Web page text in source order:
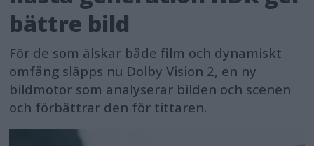
bättre bild
För de som älskar både film och dynamiskt
omfång släpps nu Dolby Vision 2, en ny
bildmotor som analyserar bilden och scenen
och förbättrar den för tittaren.